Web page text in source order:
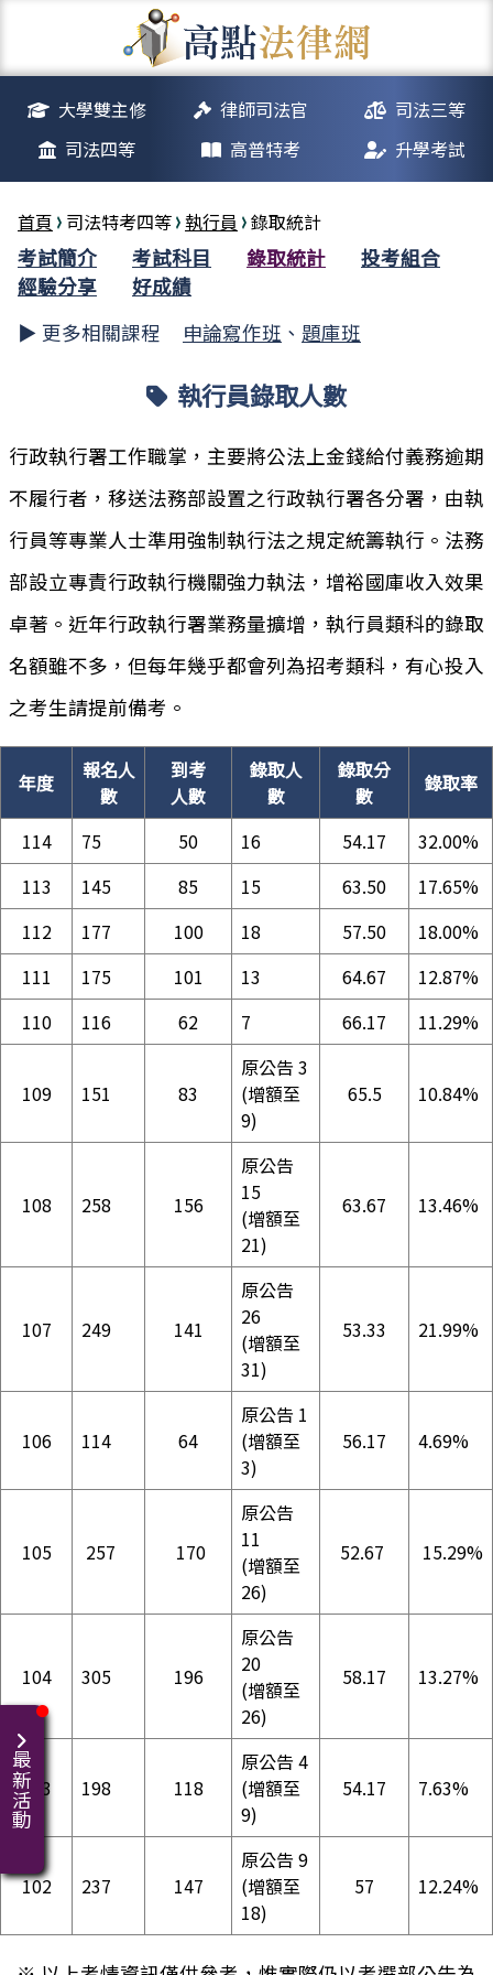
大學雙主修 律師司法官
司法三等
司法四等
高普特考 升學考試
首頁 司法特考四等 執行員 錄取統計
考試簡介 考試科目 錄取統計
投考組合
經驗分享
好成績
▶ 更多相關課程
申論寫作班 、 題庫班
執行員錄取人數
行政執行署工作職掌，主要將公法上金錢給付義務逾期
不履行者，移送法務部設置之行政執行署各分署，由執
行員等專業人士準用強制執行法之規定統籌執行。法務
部設立專責行政執行機關強力執法，增裕國庫收入效果
卓著。近年行政執行署業務量擴增，執行員類科的錄取
名額雖不多，但每年幾乎都會列為招考類科，有心投入
之考生請提前備考。
年度
報名人
數
到考
人數
錄取人
數
錄取分
數
錄取率
114 75 50 16 54.17
32.00%
113
145 85 15 63.50
17.65%
112
177 100 18 57.50
18.00%
111
175 101 13 64.67
12.87%
110
116 62 7 66.17 11.29%
109 151 83
原公告 3
(增額至
9)
65.5 10.84%
108 258 156
原公告
15
(增額至
21)
63.67 13.46%
107 249 141
原公告
26
(增額至
31)
53.33 21.99%
106 114 64
原公告 1
(增額至
3)
56.17 4.69%
105 257 170
原公告
11
(增額至
26)
52.67 15.29%
104 305 196
原公告
20
(增額至
26)
58.17 13.27%
103 198 118
原公告 4
(增額至
9)
54.17 7.63%
102 237 147
原公告 9
(增額至
18)
57 12.24%
最新活動